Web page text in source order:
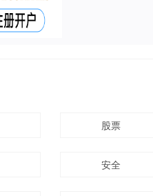
股票
安全